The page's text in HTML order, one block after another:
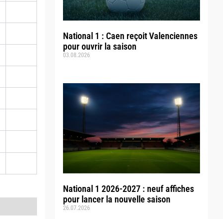
National 1 : Caen reçoit Valenciennes
pour ouvrir la saison
03.08.2026
National 1 2026-2027 : neuf affiches
pour lancer la nouvelle saison
26.07.2026